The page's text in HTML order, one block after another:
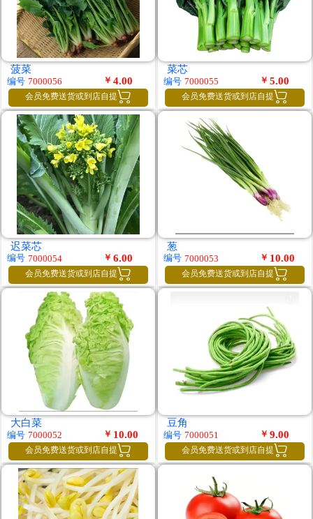
菠菜
编号 7000056 ￥ 4.00
会员免费送货或到店自提 
菜芯
编号 7000055 ￥ 5.00
会员免费送货或到店自提 
迟菜芯
编号 7000054 ￥ 6.00
会员免费送货或到店自提 
葱
编号 7000053 ￥ 10.00
会员免费送货或到店自提 
大白菜
编号 7000052 ￥ 10.00
会员免费送货或到店自提 
豆角
编号 7000051 ￥ 9.00
会员免费送货或到店自提 